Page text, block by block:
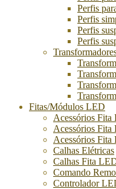
Perfis
Perfis
Perfis
Perfis
Fitas/Módulos LED
Acessórios Fita
Acessórios
Acessórios
Calhas Elétricas
Calhas Fita
Comando
Controlador